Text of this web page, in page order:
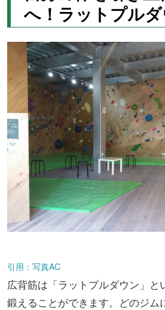
へ！ラットプルダ
引用：写真AC
広背筋は「ラットプルダウン」と
鍛えることができます。どのジム